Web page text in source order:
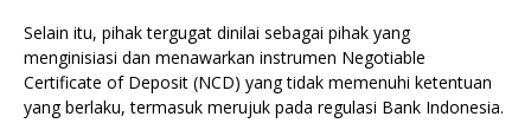
Selain itu, pihak tergugat dinilai sebagai pihak yang
menginisiasi dan menawarkan instrumen Negotiable
Certificate of Deposit (NCD) yang tidak memenuhi ketentuan
yang berlaku, termasuk merujuk pada regulasi Bank Indonesia.